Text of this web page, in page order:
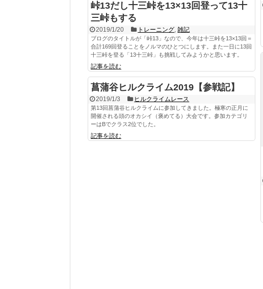
峠13だし十三峠を13×13回登って13十
三峠もする
2019/1/20 トレーニング,雑記
ブログのタイトルが「峠13」なので、今年は十三峠を13×13回＝
合計169回登ることをノルマのひとつにします。また一日に13回
十三峠を登る「13十三峠」も挑戦してみようかと思います。
記事を読む
菖蒲谷ヒルクライム2019【参戦記】
2019/1/3 ヒルクライムレース
第13回菖蒲谷ヒルクライムに参加してきました。極寒の正月に
開催される頭のオカシイ（褒めてる）大会です。参加カテゴリ
ーはBでクラス2位でした。
記事を読む